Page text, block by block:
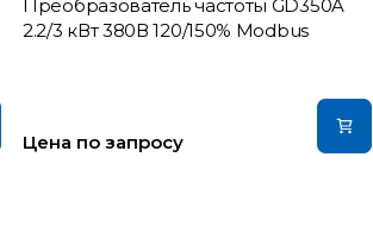
Преобразователь частоты GD350A
2.2/3 кВт 380В 120/150% Modbus
Цена по запросу